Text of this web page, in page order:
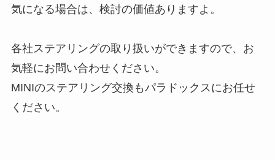
気になる場合は、検討の価値ありますよ。
各社ステアリングの取り扱いができますので、お
気軽にお問い合わせください。
MINIのステアリング交換もパラドックスにお任せ
ください。